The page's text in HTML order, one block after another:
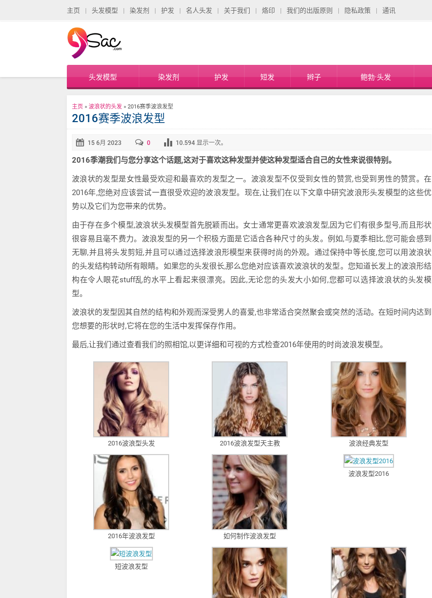
主页 头发模型 染发剂 护发 名人头发 关于我们 烙印 我们的出版原则 隐私政策 通讯
头发模型 染发剂 护发 短发 辫子 鲍勃·头发
主页 » 波浪状的头发 » 2016赛季波浪发型
2016赛季波浪发型
15 6月 2023 0 10.594 显示一次。
2016季潮我们与您分享这个话题,这对于喜欢这种发型并使这种发型适合自己的女性来说很特别。
波浪状的发型是女性最受欢迎和最喜欢的发型之一。波浪发型不仅受到女性的赞赏,也受到男性的赞赏。在
2016年,您绝对应该尝试一直很受欢迎的波浪发型。现在,让我们在以下文章中研究波浪形头发模型的这些优
势以及它们为您带来的优势。
由于存在多个模型,波浪状头发模型首先脱颖而出。女士通常更喜欢波浪发型,因为它们有很多型号,而且形状
很容易且毫不费力。波浪发型的另一个积极方面是它适合各种尺寸的头发。例如,与夏季相比,您可能会感到
无聊,并且将头发剪短,并且可以通过选择波浪形模型来获得时尚的外观。通过保持中等长度,您可以用波浪状
的头发结构转动所有眼睛。如果您的头发很长,那么您绝对应该喜欢波浪状的发型。您知道长发上的波浪形结
构在令人眼花stuff乱的水平上看起来很漂亮。因此,无论您的头发大小如何,您都可以选择波浪状的头发模
型。
波浪状的发型因其自然的结构和外观而深受男人的喜爱,也非常适合突然聚会或突然的活动。在短时间内达到
您想要的形状时,它将在您的生活中发挥保存作用。
最后,让我们通过查看我们的照相馆,以更详细和可视的方式检查2016年使用的时尚波浪发模型。
2016波浪型头发 2016波浪发型天主教 波浪经典发型
2016年波浪发型 如何制作波浪发型
波浪发型2016
短波浪发型